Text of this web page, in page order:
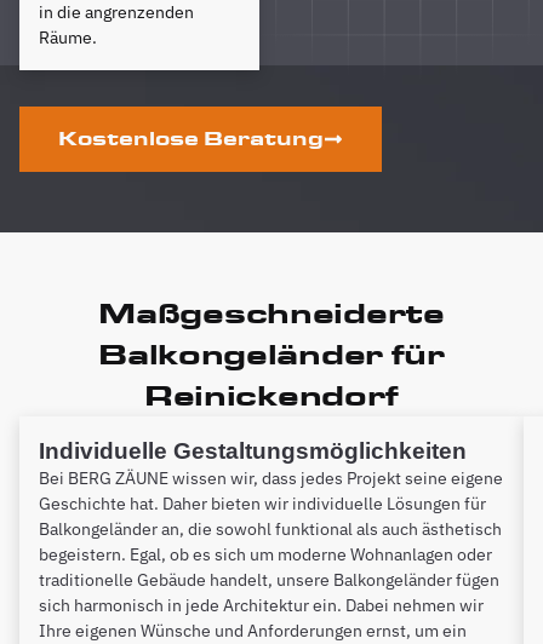
in die angrenzenden
Räume.
Kostenlose Beratung
Maßgeschneiderte
Balkongeländer für
Reinickendorf
Individuelle Gestaltungsmöglichkeiten
Bei BERG ZÄUNE wissen wir, dass jedes Projekt seine eigene
Geschichte hat. Daher bieten wir individuelle Lösungen für
Balkongeländer an, die sowohl funktional als auch ästhetisch
begeistern. Egal, ob es sich um moderne Wohnanlagen oder
traditionelle Gebäude handelt, unsere Balkongeländer fügen
sich harmonisch in jede Architektur ein. Dabei nehmen wir
Ihre eigenen Wünsche und Anforderungen ernst, um ein